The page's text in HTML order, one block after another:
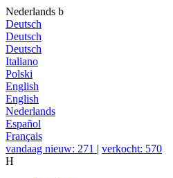
Nederlands b
Deutsch
Deutsch
Deutsch
Italiano
Polski
English
English
Nederlands
Español
Français
vandaag nieuw: 271 | verkocht: 570
H